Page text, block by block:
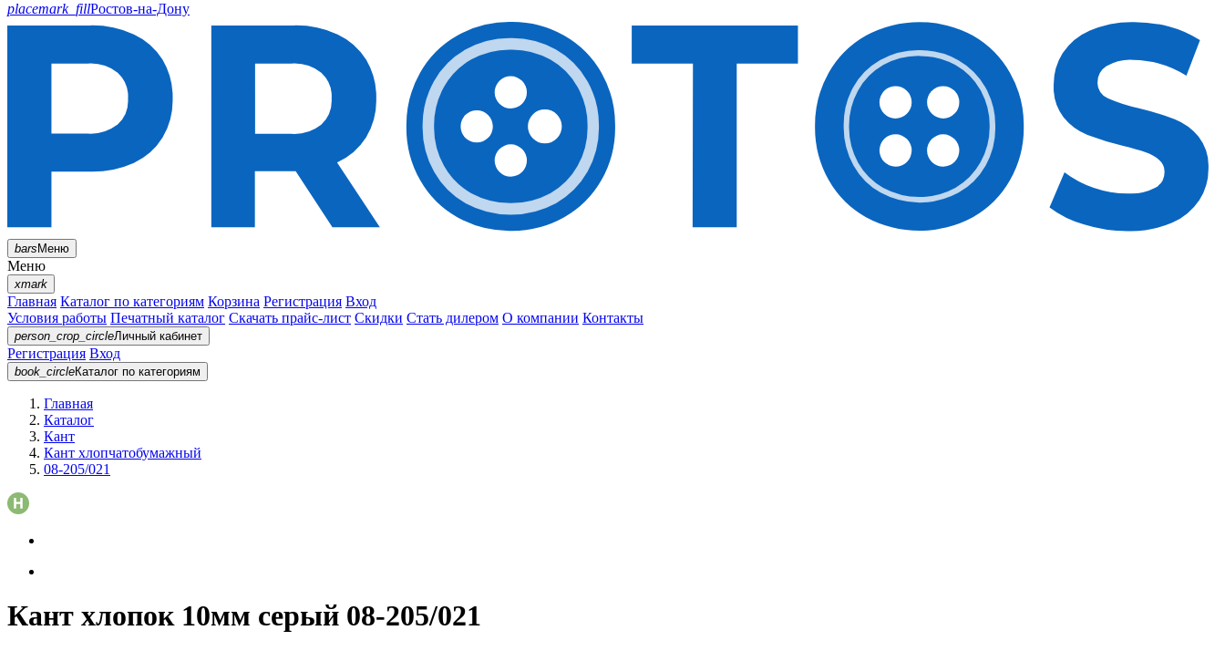
placemark_fillРостов-на-Дону
barsМеню
Меню
xmark
Главная Каталог по категориям Корзина Регистрация Вход
Условия работы Печатный каталог Скачать прайс-лист Скидки Стать дилером О компании Контакты
person_crop_circleЛичный кабинет
Регистрация Вход
book_circleКаталог по категориям
Главная
Каталог
Кант
Кант хлопчатобумажный
08-205/021
Кант хлопок 10мм серый 08-205/021